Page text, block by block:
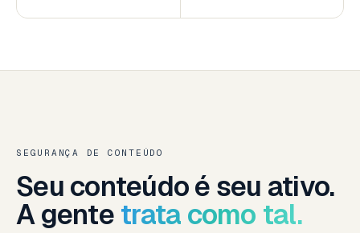
SEGURANÇA DE CONTEÚDO
Seu conteúdo é seu ativo.
A gente trata como tal.